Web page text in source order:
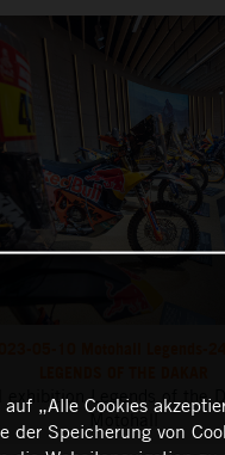
05-10 Motohall Legends-
exhibition Legends of the
Motohall
auf „Alle Cookies
der Speicherung von